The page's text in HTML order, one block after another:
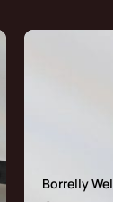
Borrelly